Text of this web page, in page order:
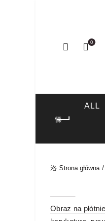
0
ALL
Strona główna
Obraz na